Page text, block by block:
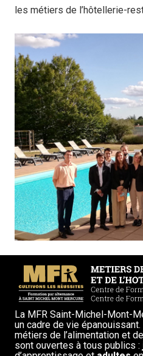
les métiers de l’hôtellerie-
La MFR Saint-Michel-Mont-
un cadre de vie
métiers de l’alimentation et
sont ouvertes à tous publics :